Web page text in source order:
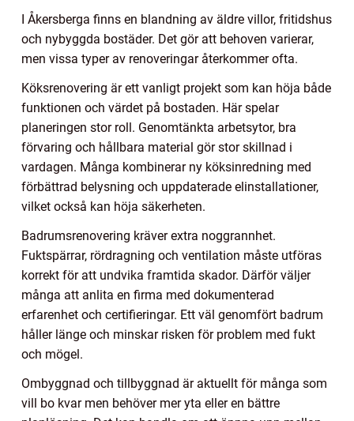
I Åkersberga finns en blandning av äldre villor, fritidshus
och nybyggda bostäder. Det gör att behoven varierar,
men vissa typer av renoveringar återkommer ofta.
Köksrenovering är ett vanligt projekt som kan höja både
funktionen och värdet på bostaden. Här spelar
planeringen stor roll. Genomtänkta arbetsytor, bra
förvaring och hållbara material gör stor skillnad i
vardagen. Många kombinerar ny köksinredning med
förbättrad belysning och uppdaterade elinstallationer,
vilket också kan höja säkerheten.
Badrumsrenovering kräver extra noggrannhet.
Fuktspärrar, rördragning och ventilation måste utföras
korrekt för att undvika framtida skador. Därför väljer
många att anlita en firma med dokumenterad
erfarenhet och certifieringar. Ett väl genomfört badrum
håller länge och minskar risken för problem med fukt
och mögel.
Ombyggnad och tillbyggnad är aktuellt för många som
vill bo kvar men behöver mer yta eller en bättre